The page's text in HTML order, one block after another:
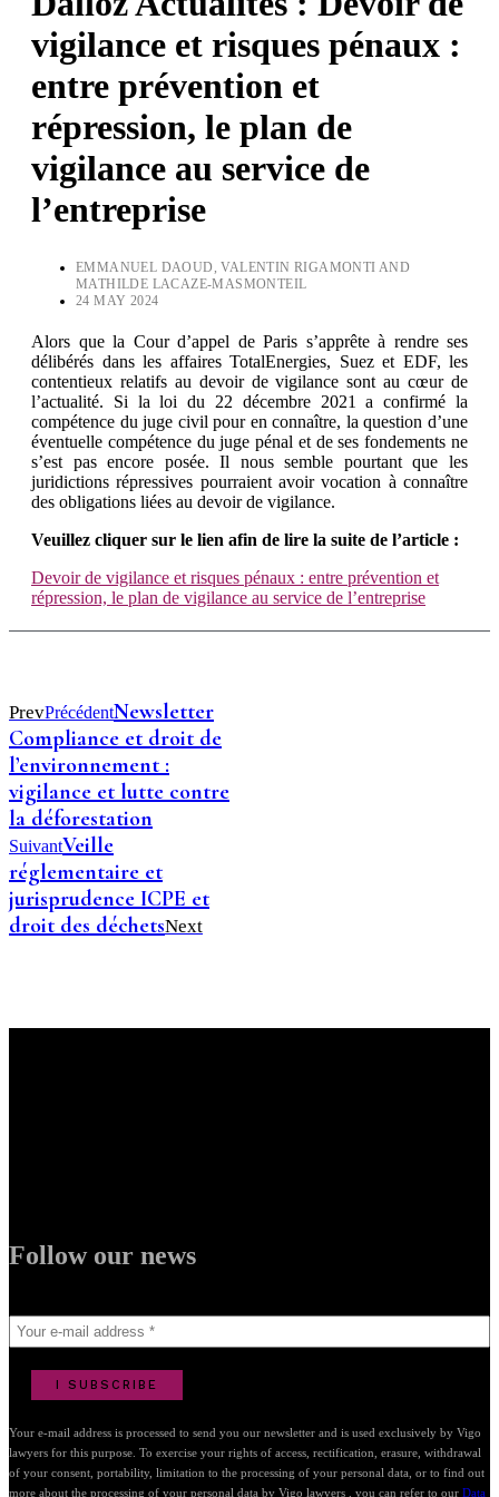
vigilance et risques pénaux :
entre prévention et
répression, le plan de
vigilance au service de
l’entreprise
EMMANUEL DAOUD, VALENTIN RIGAMONTI AND
MATHILDE LACAZE-MASMONTEIL
24 MAY 2024
Alors que la Cour d’appel de Paris s’apprête à rendre ses
délibérés dans les affaires TotalEnergies, Suez et EDF, les
contentieux relatifs au devoir de vigilance sont au cœur de
l’actualité. Si la loi du 22 décembre 2021 a confirmé la
compétence du juge civil pour en connaître, la question d’une
éventuelle compétence du juge pénal et de ses fondements ne
s’est pas encore posée. Il nous semble pourtant que les
juridictions répressives pourraient avoir vocation à connaître
des obligations liées au devoir de vigilance.
Veuillez cliquer sur le lien afin de lire la suite de l’article :
Devoir de vigilance et risques pénaux : entre prévention et
répression, le plan de vigilance au service de l’entreprise
PrevPrécédentNewsletter
Compliance et droit de
l’environnement :
vigilance et lutte contre
la déforestation
SuivantVeille
réglementaire et
jurisprudence ICPE et
droit des déchetsNext
Follow our news
Your e-mail address is processed to send you our newsletter and is used exclusively by Vigo
lawyers for this purpose. To exercise your rights of access, rectification, erasure, withdrawal
of your consent, portability, limitation to the processing of your personal data, or to find out
more about the processing of your personal data by Vigo lawyers , you can refer to our Data